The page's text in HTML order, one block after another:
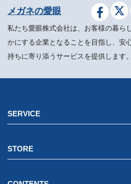
メガネの愛眼
私たち愛眼株式会社は、お客様の暮ら
かにする企業となることを目指し、安
持ちに寄り添うサービスを提供します。
SERVICE
STORE